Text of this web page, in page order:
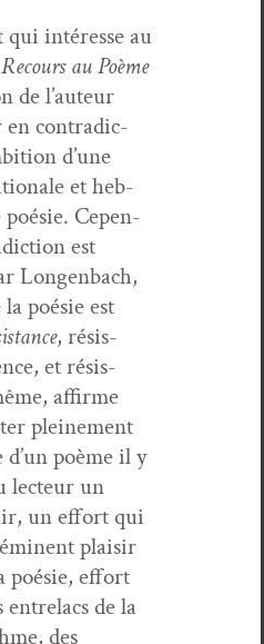
intéresse au
Recours au Poème
de l’au­teur
en con­tra­dic­
d’une
et heb­
poésie. Cepen­
est
Lon­gen­bach,
poésie est
, résis­
et résis­
affirme
pleine­ment
poème il y
lecteur un
un effort qui
plaisir
poésie, effort
de la
des